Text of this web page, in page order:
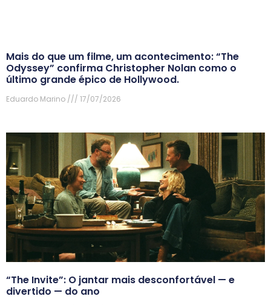
Mais do que um filme, um acontecimento: “The
Odyssey” confirma Christopher Nolan como o
último grande épico de Hollywood.
Eduardo Marino 17/07/2026
“The Invite”: O jantar mais desconfortável — e
divertido — do ano